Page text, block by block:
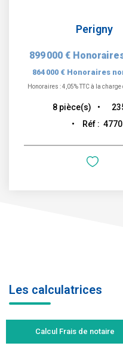
Perigny
899 000 €
864 000 € Honoraires
Honoraires : 4,05% TTC à la
8 pièce(s)
Réf : 4770
Les calculatrices
Calcul Frais de notaire